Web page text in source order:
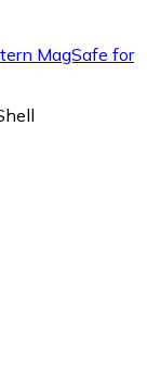
MagSafe for